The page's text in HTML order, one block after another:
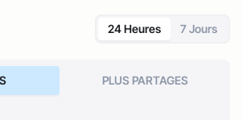
24 Heures 7 Jours
PLUS PARTAGES